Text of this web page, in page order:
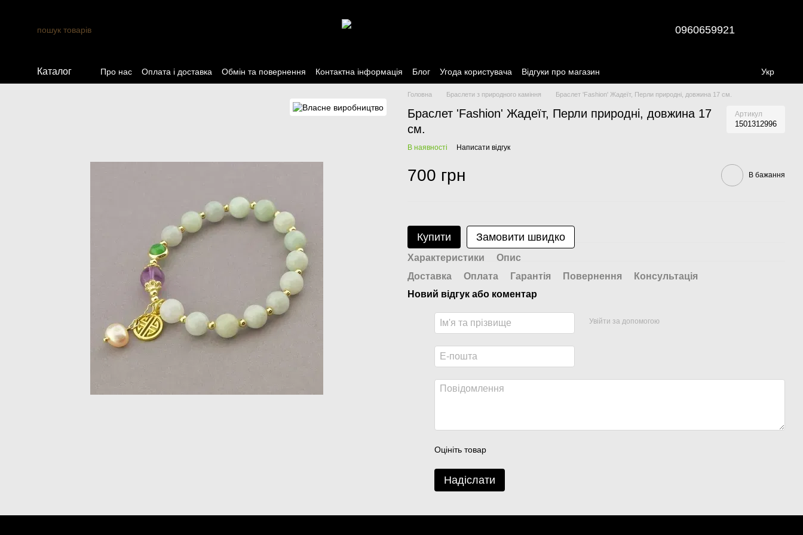
0960659921
Каталог Про нас Оплата і доставка Обмін та повернення Контактна інформація Блог Угода користувача Відгуки про магазин Укр
Головна Браслети з природного каміння Браслет 'Fashion' Жадеїт, Перли природні, довжина 17 см.
Браслет 'Fashion' Жадеїт, Перли природні, довжина 17
см.
Артикул
1501312996
В наявності Написати відгук
700 грн В бажання
Купити Замовити швидко
Характеристики
Опис
Доставка
Оплата Гарантія Повернення
Консультація
Новий відгук або коментар
Увійти за допомогою
Оцініть товар
Надіслати